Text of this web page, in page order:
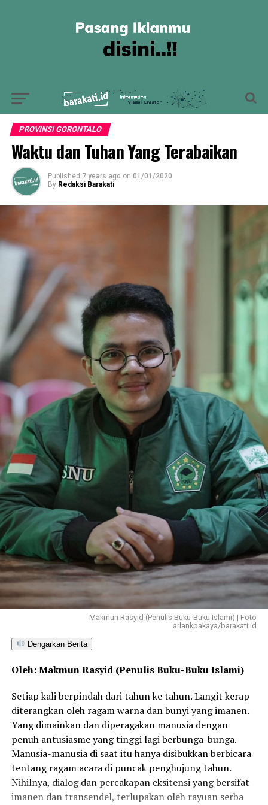
PROVINSI GORONTALO
Waktu dan Tuhan Yang Terabaikan
Published 7 years ago on 01/01/2020
By Redaksi Barakati
Makmun Rasyid (Penulis Buku-Buku Islami) | Foto
arlankpakaya/barakati.id
Dengarkan Berita
Oleh: Makmun Rasyid (Penulis Buku-Buku Islami)
Setiap kali berpindah dari tahun ke tahun. Langit kerap
diterangkan oleh ragam warna dan bunyi yang imanen.
Yang dimainkan dan diperagakan manusia dengan
penuh antusiasme yang tinggi lagi berbunga-bunga.
Manusia-manusia di saat itu hanya disibukkan berbicara
tentang ragam acara di puncak penghujung tahun.
Nihilnya, dialog dan percakapan eksitensi yang bersifat
imanen dan transendel, terlupakan oleh rayuan serba